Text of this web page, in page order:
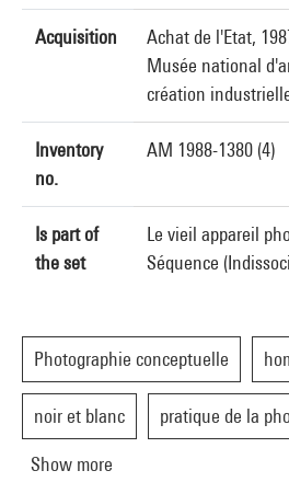
Acquisition
Achat de l'Etat,
Musée national
création
Inventory
no.
AM 1988-1380 (4)
Is part of
the set
Le vieil appareil
Séquence
Photographie conceptuelle
noir et blanc pratique de la
Show more